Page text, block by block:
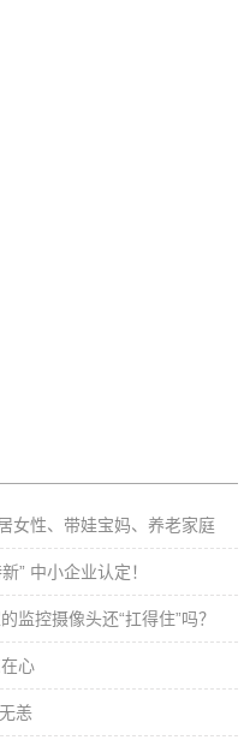
女性、带娃宝妈、养老家庭
” 中小企业认定！
监控摄像头还“扛得住”吗？
心
恙